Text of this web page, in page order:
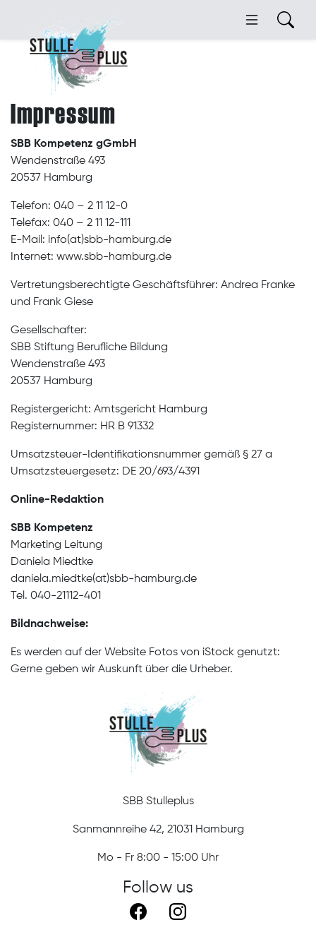
Impressum
SBB Kompetenz gGmbH
Wendenstraße 493
20537 Hamburg
Telefon: 040 – 2 11 12-0
Telefax: 040 – 2 11 12-111
E-Mail: info(at)sbb-hamburg.de
Internet: www.sbb-hamburg.de
Vertretungsberechtigte Geschäftsführer: Andrea Franke
und Frank Giese
Gesellschafter:
SBB Stiftung Berufliche Bildung
Wendenstraße 493
20537 Hamburg
Registergericht: Amtsgericht Hamburg
Registernummer: HR B 91332
Umsatzsteuer-Identifikationsnummer gemäß § 27 a
Umsatzsteuergesetz: DE 20/693/4391
Online-Redaktion
SBB Kompetenz
Marketing Leitung
Daniela Miedtke
daniela.miedtke(at)sbb-hamburg.de
Tel. 040-21112-401
Bildnachweise:
Es werden auf der Website Fotos von iStock genutzt:
Gerne geben wir Auskunft über die Urheber.
SBB Stulleplus
Sanmannreihe 42, 21031 Hamburg
Mo - Fr 8:00 - 15:00 Uhr
Follow us